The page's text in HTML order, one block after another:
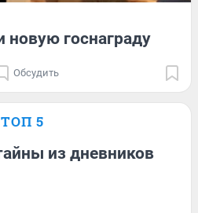
новую госнаграду
Обсудить
ТОП 5
из дневников